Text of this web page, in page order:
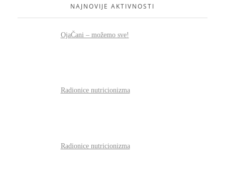
NAJNOVIJE AKTIVNOSTI
OjaČani – možemo sve!
Radionice nutricionizma
Radionice nutricionizma